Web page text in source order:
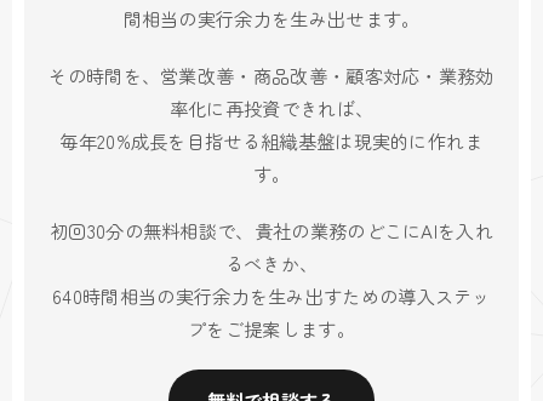
間相当の実行余力を生み出せます。
その時間を、営業改善・商品改善・顧客対応・業務効
率化に再投資できれば、
毎年20%成長を目指せる組織基盤は現実的に作れま
す。
初回30分の無料相談で、貴社の業務のどこにAIを入れ
るべきか、
640時間相当の実行余力を生み出すための導入ステッ
プをご提案します。